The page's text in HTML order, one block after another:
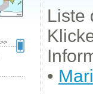
Liste
•